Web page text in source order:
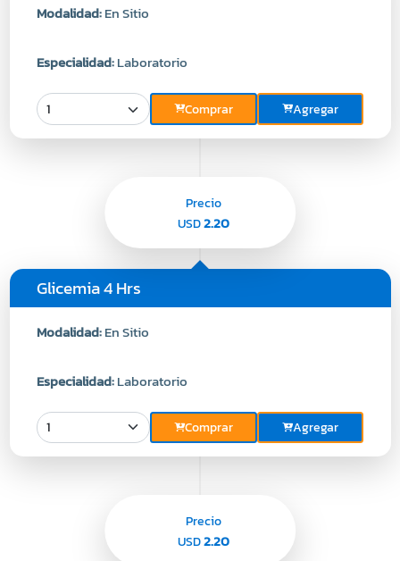
Modalidad:En Sitio
Especialidad:Laboratorio
Comprar Agregar
Glicemia 4 Hrs
Modalidad:En Sitio
Especialidad:Laboratorio
Comprar Agregar
Precio
USD2.20
Precio
USD2.20